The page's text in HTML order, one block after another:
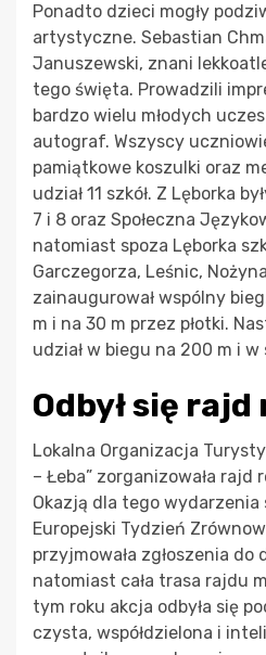
Ponadto dzieci mogły
artystyczne. Sebastian
Januszewski, znani
tego święta. Prowadzili
bardzo wielu młodych
autograf. Wszyscy
pamiątkowe koszulki oraz
udział 11 szkół. Z Lęborka
7 i 8 oraz Społeczna
natomiast spoza Lęborka
Garczegorza, Leśnic,
zainaugurował wspólny
m i na 30 m przez płotki.
udział w biegu na 200 m i
Odbył się
Lokalna Organizacja
– Łeba” zorganizowała rajd
Okazją dla tego wydarzenia
Europejski Tydzień
przyjmowała zgłoszenia do
natomiast cała trasa rajdu
tym roku akcja odbyła się
czysta, współdzielona i